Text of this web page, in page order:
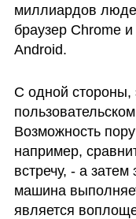
миллиардов
браузер Chrome
Android.
С одной стороны,
Возможность
например,
встречу, - а
машина
является